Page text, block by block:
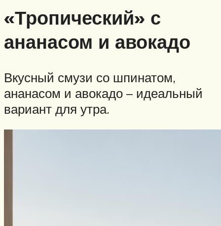
«Тропический» с
ананасом и авокадо
Вкусный смузи со шпинатом,
ананасом и авокадо – идеальный
вариант для утра.